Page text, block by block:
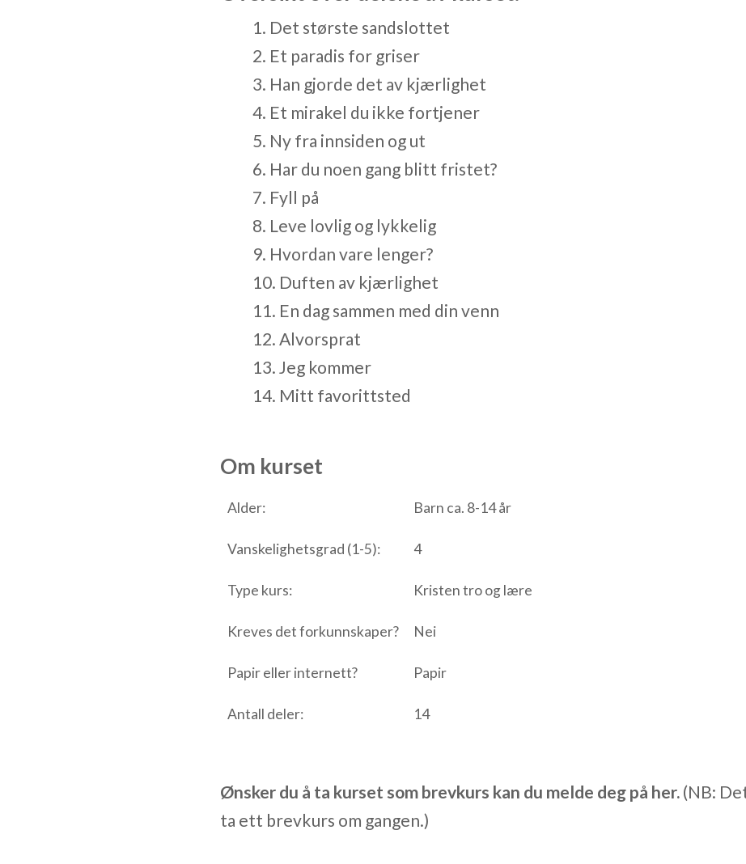
1. Det største sandslottet
2. Et paradis for griser
3. Han gjorde det av kjærlighet
4. Et mirakel du ikke fortjener
5. Ny fra innsiden og ut
6. Har du noen gang blitt fristet?
7. Fyll på
8. Leve lovlig og lykkelig
9. Hvordan vare lenger?
10. Duften av kjærlighet
11. En dag sammen med din venn
12. Alvorsprat
13. Jeg kommer
14. Mitt favorittsted
Om kurset
Alder: Barn ca. 8-14 år
Vanskelighetsgrad (1-5): 4
Type kurs: Kristen tro og lære
Kreves det forkunnskaper? Nei
Papir eller internett? Papir
Antall deler: 14
Ønsker du å ta kurset som brevkurs kan du melde deg på her. (NB:
ta ett brevkurs om gangen.)